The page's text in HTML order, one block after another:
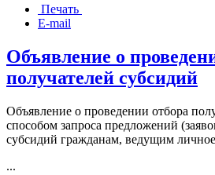
Печать
E-mail
Объявление о
получателей субсидий
Объявление о проведении отбора
способом запроса предложений
субсидий гражданам, ведущим личное
...